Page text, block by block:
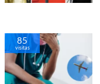
85
visitas